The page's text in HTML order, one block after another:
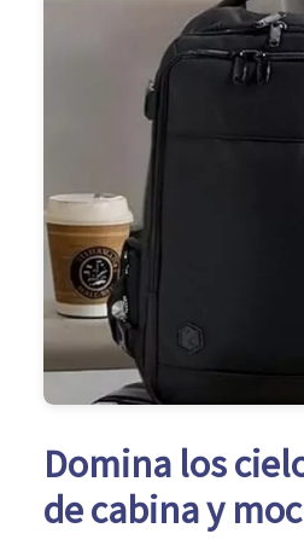
Domina los
de cabina y